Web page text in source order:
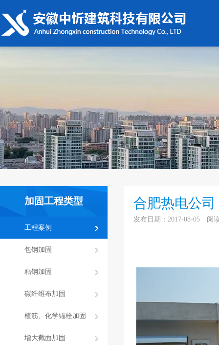
加固工程类型
工程案例
包钢加固
粘钢加固
碳纤维布加固
植筋、化学锚栓加固
增大截面加固
合肥热电公司
发布日期：2017-08-05 阅